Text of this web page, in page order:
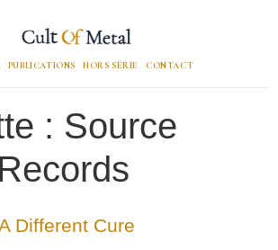
PUBLICATIONS HORS SÉRIE CONTACT
: Source
Different Cure